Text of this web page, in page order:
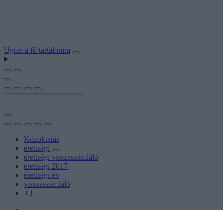
Ugrás a fő tartalomra
Közoktatás
érettségi
érettségi visszaszámláló
érettségi 2017
érettségi év
visszaszámláló
+1